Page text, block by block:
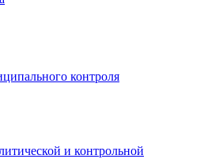
контроля
и контрольной